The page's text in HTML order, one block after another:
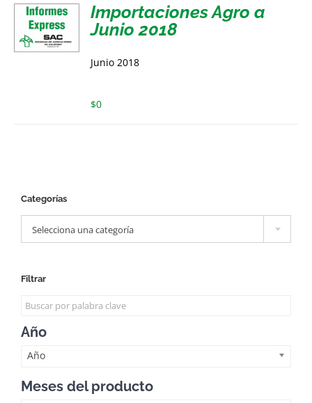
Importaciones Agro a
Junio 2018
Junio 2018
$0
Categorías
Selecciona una categoría
Filtrar
Año
Año
Meses del producto